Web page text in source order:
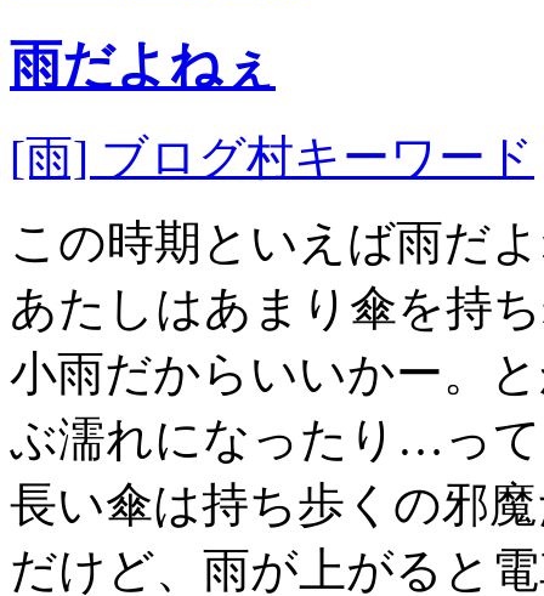
雨だよねぇ
[雨] ブログ村キーワード
この時期といえば雨だ
あたしはあまり傘を持
小雨だからいいかー。
ぶ濡れになったり…っ
長い傘は持ち歩くの邪
だけど、雨が上がると